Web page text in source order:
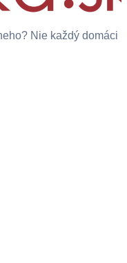
Nie každý domáci